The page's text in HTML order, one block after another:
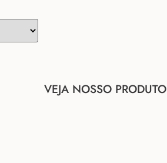
VEJA NOSSO PRODUTO